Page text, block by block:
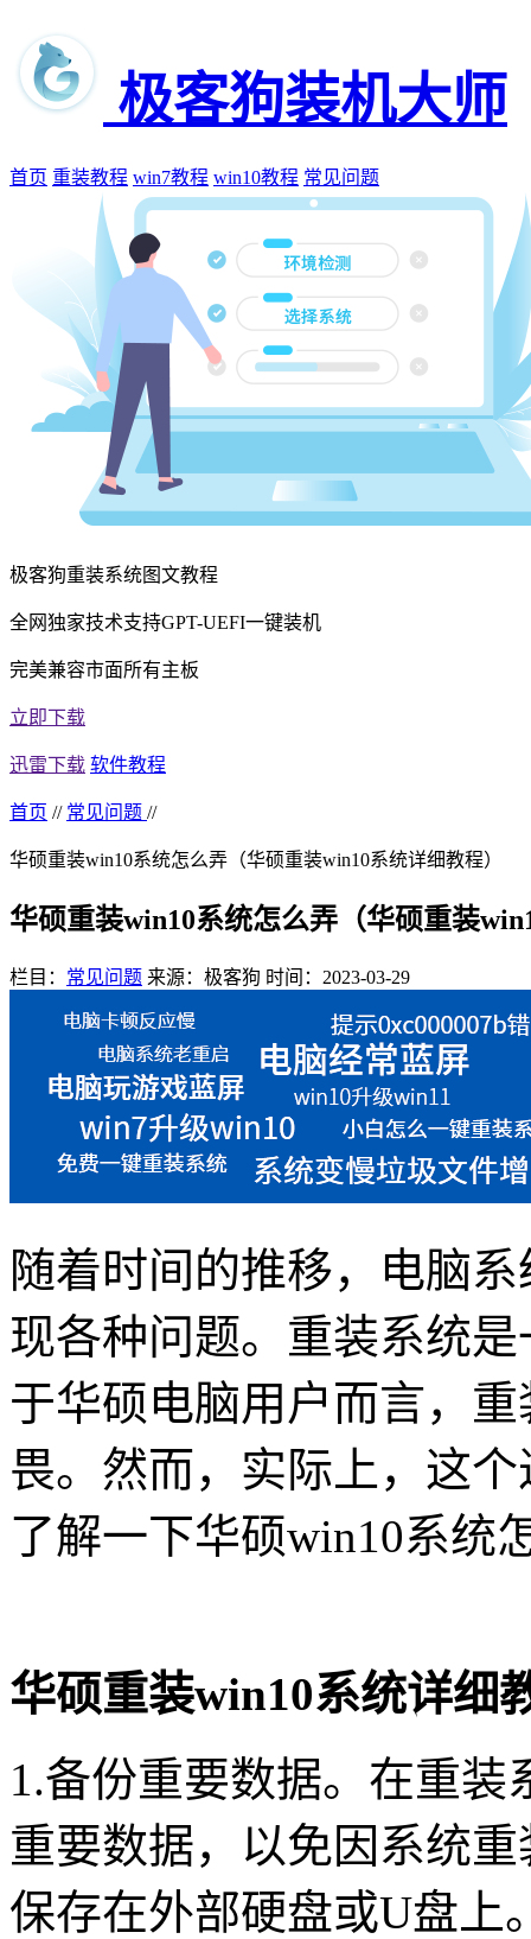
极客狗装机大师
首页 重装教程 win7教程 win10教程 常见问题
极客狗重装系统图文教程
全网独家技术支持GPT-UEFI一键装机
完美兼容市面所有主板
立即下载
迅雷下载 软件教程
首页 // 常见问题 //
华硕重装win10系统怎么弄（华硕重装win10系统详细教程）
华硕重装win10系统怎么弄（华硕重装
栏目： 常见问题 来源：极客狗 时间：2023-03-29
随着时间的推移，电脑
现各种问题。重装系统
于华硕电脑用户而言，
畏。然而，实际上，这
了解一下华硕win10系统
华硕重装win10系统详细
1.备份重要数据。在重
重要数据，以免因系统
保存在外部硬盘或U盘上